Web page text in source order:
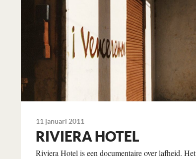
11 januari 2011
RIVIERA HOTEL
Riviera Hotel is een documentaire over lafheid. Het